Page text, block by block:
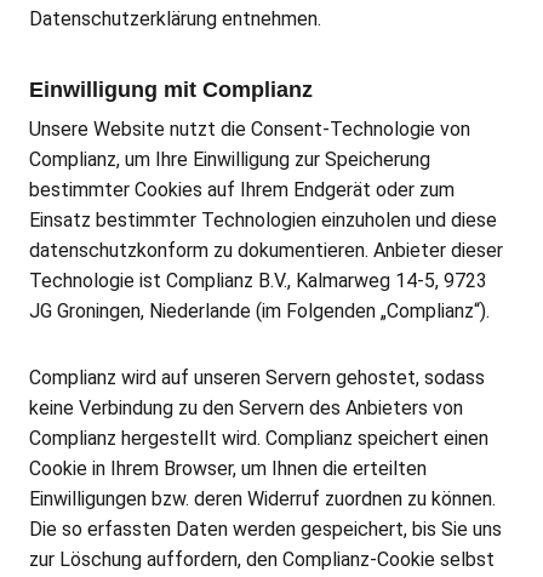
Datenschutzerklärung entnehmen.
Einwilligung mit Complianz
Unsere Website nutzt die Consent-Technologie von
Complianz, um Ihre Einwilligung zur Speicherung
bestimmter Cookies auf Ihrem Endgerät oder zum
Einsatz bestimmter Technologien einzuholen und diese
datenschutzkonform zu dokumentieren. Anbieter dieser
Technologie ist Complianz B.V., Kalmarweg 14-5, 9723
JG Groningen, Niederlande (im Folgenden „Complianz“).
Complianz wird auf unseren Servern gehostet, sodass
keine Verbindung zu den Servern des Anbieters von
Complianz hergestellt wird. Complianz speichert einen
Cookie in Ihrem Browser, um Ihnen die erteilten
Einwilligungen bzw. deren Widerruf zuordnen zu können.
Die so erfassten Daten werden gespeichert, bis Sie uns
zur Löschung auffordern, den Complianz-Cookie selbst